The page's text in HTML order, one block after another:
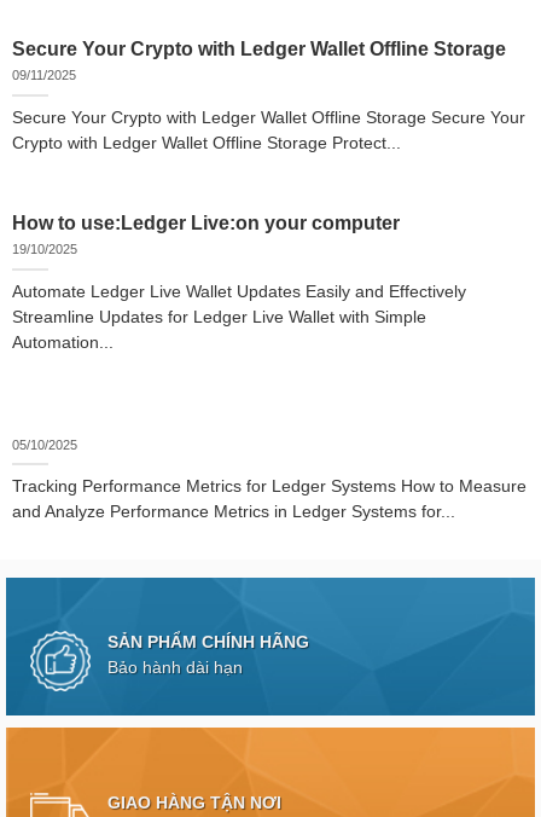
Secure Your Crypto with Ledger Wallet Offline Storage
09/11/2025
Secure Your Crypto with Ledger Wallet Offline Storage Secure Your
Crypto with Ledger Wallet Offline Storage Protect...
How to use:Ledger Live:on your computer
19/10/2025
Automate Ledger Live Wallet Updates Easily and Effectively
Streamline Updates for Ledger Live Wallet with Simple
Automation...
05/10/2025
Tracking Performance Metrics for Ledger Systems How to Measure
and Analyze Performance Metrics in Ledger Systems for...
SẢN PHẨM CHÍNH HÃNG
Bảo hành dài hạn
GIAO HÀNG TẬN NƠI